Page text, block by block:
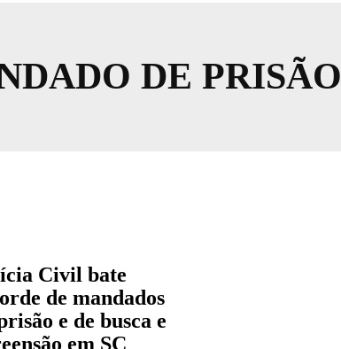
DE PRISÃO
Civil bate
de mandados
e de busca e
em SC